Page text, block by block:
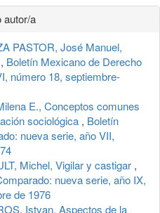
autor/a
PASTOR, José Manuel,
, Boletín Mexicano de Derecho
número 18, septiembre-
E., Conceptos comunes
sociológica , Boletín
nueva serie, año VII,
Michel, Vigilar y castigar ,
nueva serie, año IX,
de 1976
Istvan, Aspectos de la